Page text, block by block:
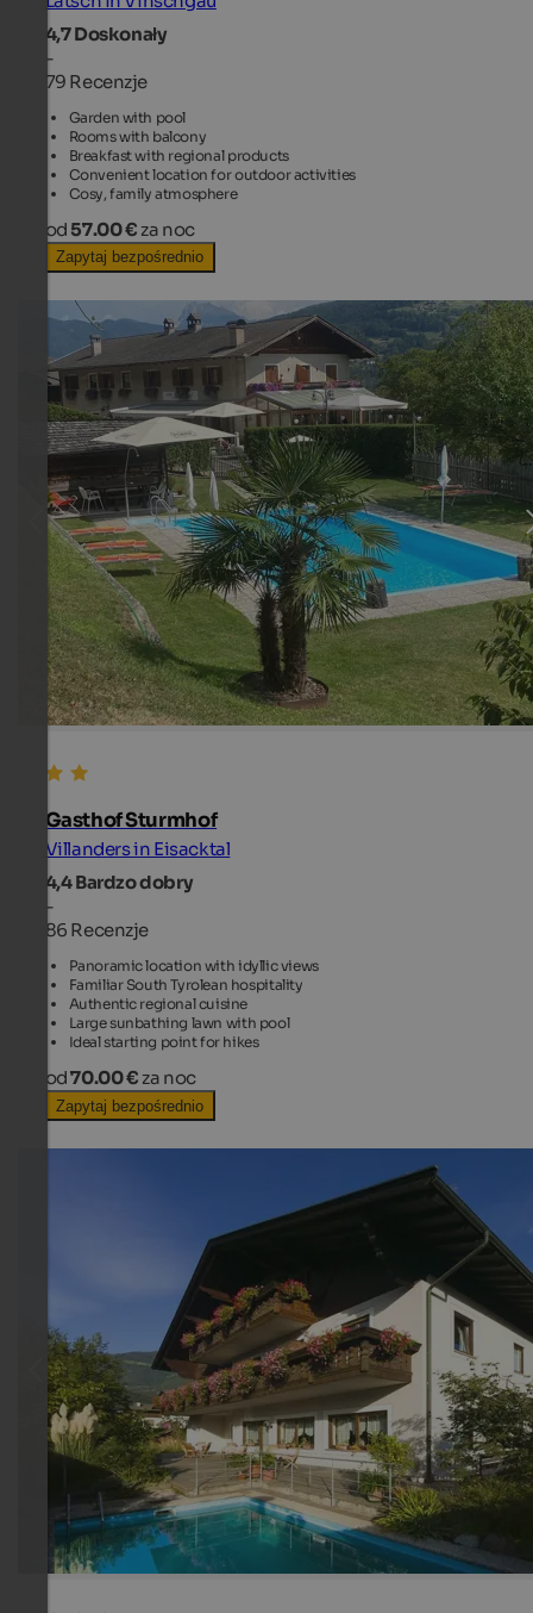
4,7Doskonały
-
79 Recenzje
Garden with pool
Rooms with balcony
Breakfast with regional products
Convenient location for outdoor activities
Cosy, family atmosphere
od 57.00 € za noc
Zapytaj bezpośrednio
Gasthof Sturmhof
Villanders in Eisacktal
4,4Bardzo dobry
-
86 Recenzje
Panoramic location with idyllic views
Familiar South Tyrolean hospitality
Authentic regional cuisine
Large sunbathing lawn with pool
Ideal starting point for hikes
od70.00 € za noc
Zapytaj bezpośrednio